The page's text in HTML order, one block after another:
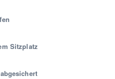
Sitzplatz